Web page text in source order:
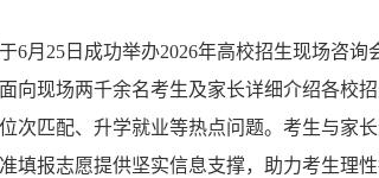
6月 25 日成功举办2026年高校招生现场咨询
向现场两千余名考生及家长详细介绍各校
次匹配、升学就业等热点问题。考生与家
填报志愿提供坚实信息支撑，助力考生理性